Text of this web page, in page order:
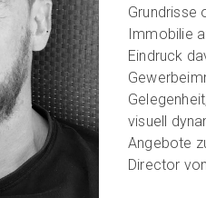
Grundrisse
Immobilie
Eindruck
visuell
Angebote
Director